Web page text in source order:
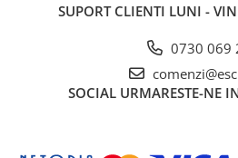
SUPORT CLIENTI LUNI -
0730 069
SOCIAL URMARESTE-NE